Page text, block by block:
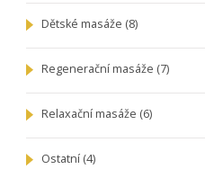
Dětské masáže (8)
Regenerační masáže (7)
Relaxační masáže (6)
Ostatní (4)